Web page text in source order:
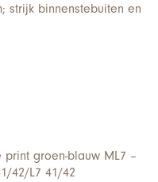
strijk binnenstebuiten en
print groen-blauw ML7 –
42/L7 41/42